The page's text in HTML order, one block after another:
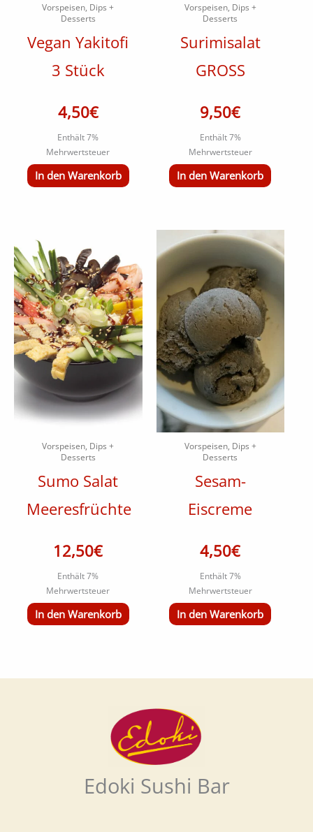
Vorspeisen, Dips +
Desserts
Vegan Yakitofi
3 Stück
4,50€
Enthält 7%
Mehrwertsteuer
In den Warenkorb
Vorspeisen, Dips +
Desserts
Surimisalat
GROSS
9,50€
Enthält 7%
Mehrwertsteuer
In den Warenkorb
Vorspeisen, Dips +
Desserts
Sumo Salat
Meeresfrüchte
12,50€
Enthält 7%
Mehrwertsteuer
In den Warenkorb
Vorspeisen, Dips +
Desserts
Sesam-
Eiscreme
4,50€
Enthält 7%
Mehrwertsteuer
In den Warenkorb
Edoki Sushi Bar